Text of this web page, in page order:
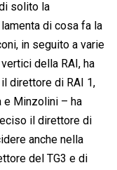
solito la
di cosa fa la
in seguito a varie
della RAI, ha
direttore di RAI 1,
e Minzolini – ha
il direttore di
anche nella
del TG3 e di